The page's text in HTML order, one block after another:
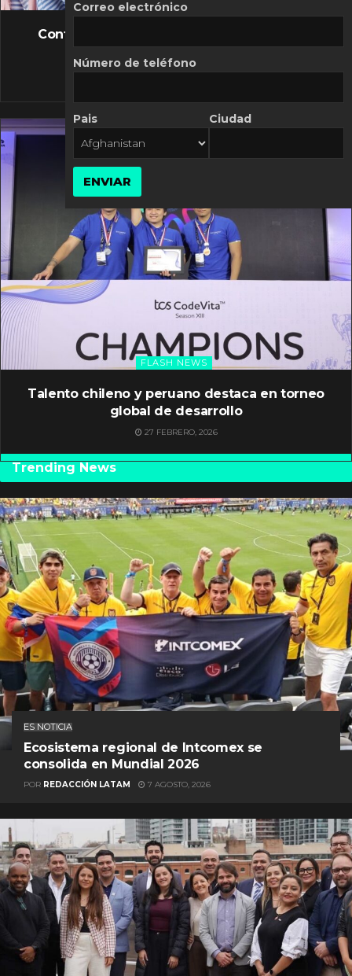
FLASH NEWS
Controversia de Mercado Libre por costos
10 MARZO, 2026
FLASH NEWS
Talento chileno y peruano destaca en torneo
global de desarrollo
27 FEBRERO, 2026
Trending News
ES NOTICIA
Ecosistema regional de Intcomex se
consolida en Mundial 2026
POR REDACCIÓN LATAM 7 AGOSTO, 2026
Correo electrónico
Número de teléfono
Pais Ciudad
ENVIAR